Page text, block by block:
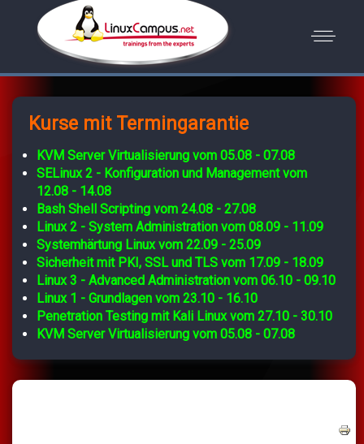
Kurse mit Termingarantie
KVM Server Virtualisierung vom 05.08 - 07.08
SELinux 2 - Konfiguration und Management vom
12.08 - 14.08
Bash Shell Scripting vom 24.08 - 27.08
Linux 2 - System Administration vom 08.09 - 11.09
Systemhärtung Linux vom 22.09 - 25.09
Sicherheit mit PKI, SSL und TLS vom 17.09 - 18.09
Linux 3 - Advanced Administration vom 06.10 - 09.10
Linux 1 - Grundlagen vom 23.10 - 16.10
Penetration Testing mit Kali Linux vom 27.10 - 30.10
KVM Server Virtualisierung vom 05.08 - 07.08